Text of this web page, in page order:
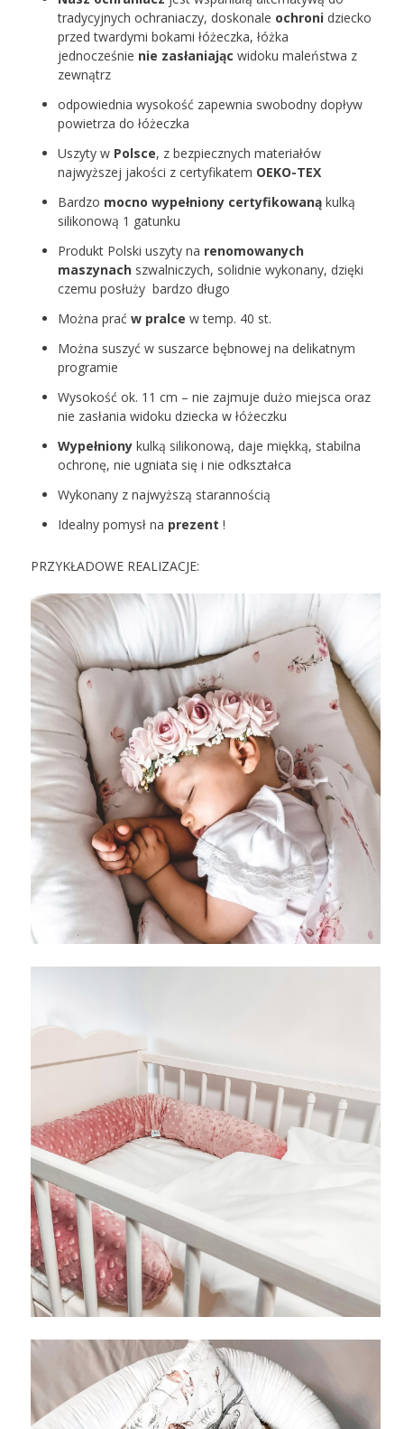
tradycyjnych ochraniaczy, doskonale ochronidziecko
przed twardymi bokami łóżeczka, łóżka
jednocześnie nie zasłaniając widoku maleństwa z
zewnątrz
odpowiednia wysokość zapewnia swobodny dopływ
powietrza do łóżeczka
Uszyty w Polsce, z bezpiecznych materiałów
najwyższej jakości z certyfikatem OEKO-TEX
Bardzo mocno wypełniony certyfikowanąkulką
silikonową 1 gatunku
Produkt Polski uszyty na renomowanych
maszynachszwalniczych, solidnie wykonany, dzięki
czemu posłuży bardzo długo
Można prać w pralce w temp. 40 st.
Można suszyć w suszarce bębnowej na delikatnym
programie
Wysokość ok. 11 cm – nie zajmuje dużo miejsca oraz
nie zasłania widoku dziecka w łóżeczku
Wypełnionykulką silikonową, daje miękką, stabilna
ochronę, nie ugniata się i nie odkształca
Wykonany z najwyższą starannością
Idealny pomysł na prezent !
PRZYKŁADOWE REALIZACJE: